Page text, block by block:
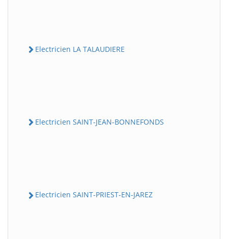
Electricien LA TALAUDIERE
Electricien SAINT-JEAN-BONNEFONDS
Electricien SAINT-PRIEST-EN-JAREZ